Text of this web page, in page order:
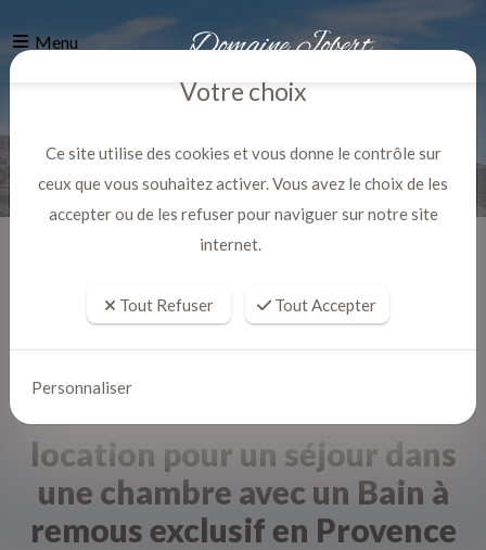
Menu
location pour un séjour dans
une chambre avec un Bain à
remous exclusif en Provence
Votre choix
Ce site utilise des cookies et vous donne le contrôle sur
ceux que vous souhaitez activer. Vous avez le choix de les
accepter ou de les refuser pour naviguer sur notre site
internet.
Tout Refuser Tout Accepter
Personnaliser